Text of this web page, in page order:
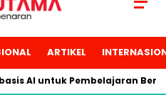
ARTIKEL
untuk Pembelajaran Berbicara